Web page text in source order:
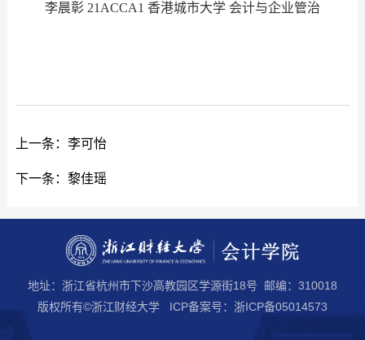
李晨彰 21ACCA1 香港城市大学 会计与企业管治
上一条： 李可怡
下一条： 黎佳瑶
地址：浙江省杭州市下沙高教园区学源街18号 邮编：310018
版权所有©浙江财经大学 ICP备案号：浙ICP备05014573